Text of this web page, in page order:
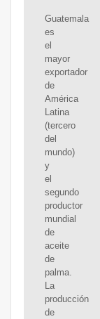
Guatemala
es
el
mayor
exportador
de
América
Latina
(tercero
del
mundo)
y
el
segundo
productor
mundial
de
aceite
de
palma.
La
producción
de